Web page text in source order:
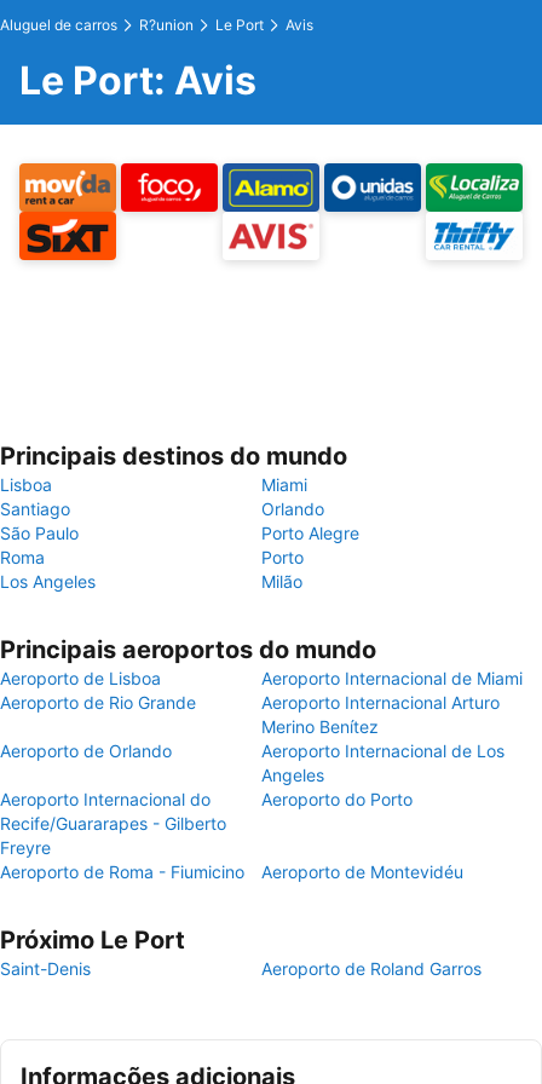
Aluguel de carros R?union Le Port Avis
Le Port: Avis
Principais destinos do mundo
Lisboa
Miami
Santiago
Orlando
São Paulo
Porto Alegre
Roma
Porto
Los Angeles
Milão
Principais aeroportos do mundo
Aeroporto de Lisboa
Aeroporto Internacional de Miami
Aeroporto de Rio Grande
Aeroporto Internacional Arturo
Merino Benítez
Aeroporto de Orlando
Aeroporto Internacional de Los
Angeles
Aeroporto Internacional do
Recife/Guararapes - Gilberto
Freyre
Aeroporto do Porto
Aeroporto de Roma - Fiumicino Aeroporto de Montevidéu
Próximo Le Port
Saint-Denis Aeroporto de Roland Garros
Informações adicionais